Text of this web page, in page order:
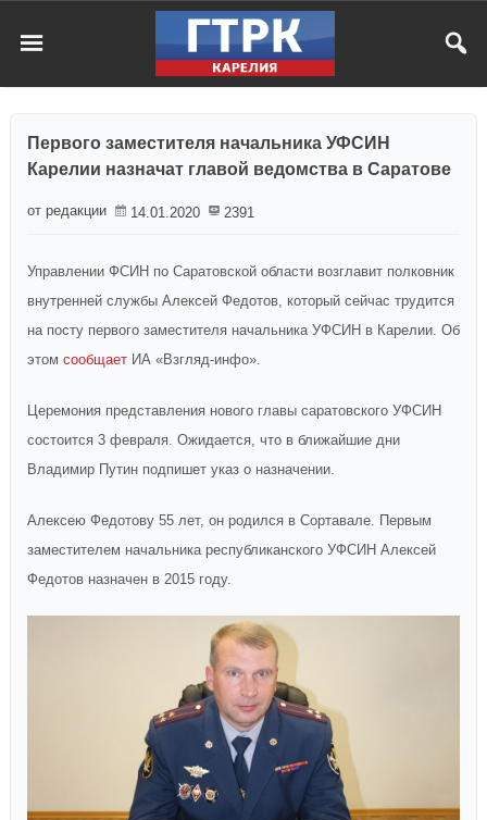
Первого заместителя начальника УФСИН
Карелии назначат главой ведомства в Саратове
от редакции 14.01.2020 2391
Управлении ФСИН по Саратовской области возглавит полковник
внутренней службы Алексей Федотов, который сейчас трудится
на посту первого заместителя начальника УФСИН в Карелии. Об
этом сообщает ИА «Взгляд-инфо».
Церемония представления нового главы саратовского УФСИН
состоится 3 февраля. Ожидается, что в ближайшие дни
Владимир Путин подпишет указ о назначении.
Алексею Федотову 55 лет, он родился в Сортавале. Первым
заместителем начальника республиканского УФСИН Алексей
Федотов назначен в 2015 году.